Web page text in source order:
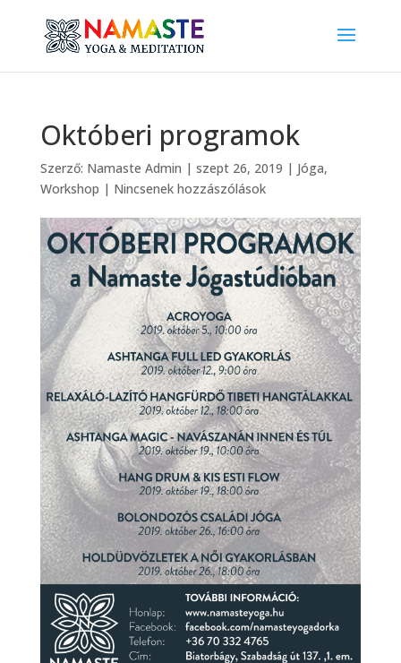
Októberi programok
Szerző: Namaste Admin | szept 26, 2019 | Jóga,
Workshop | Nincsenek hozzászólások